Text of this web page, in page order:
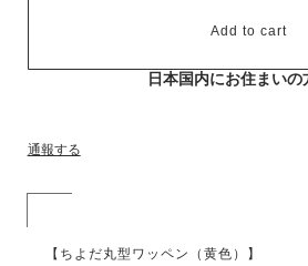
Add to cart
日本国内にお住まいの
通報する
【ちよだ丸型ワッペン（黄色）】